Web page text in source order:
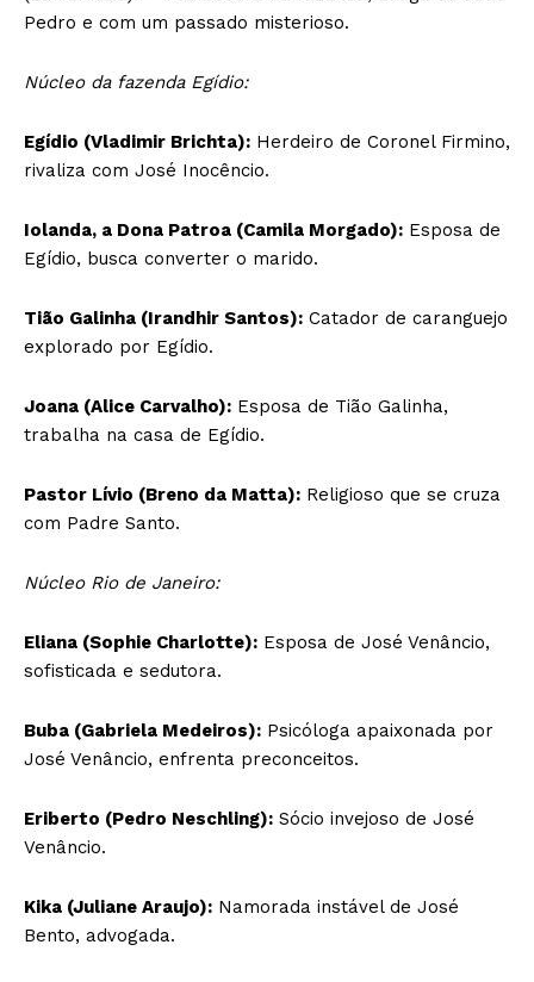
Pedro e com um passado misterioso.
Núcleo da fazenda Egídio:
Egídio (Vladimir Brichta): Herdeiro de Coronel Firmino,
rivaliza com José Inocêncio.
Iolanda, a Dona Patroa (Camila Morgado): Esposa de
Egídio, busca converter o marido.
Tião Galinha (Irandhir Santos): Catador de caranguejo
explorado por Egídio.
Joana (Alice Carvalho): Esposa de Tião Galinha,
trabalha na casa de Egídio.
Pastor Lívio (Breno da Matta): Religioso que se cruza
com Padre Santo.
Núcleo Rio de Janeiro:
Eliana (Sophie Charlotte): Esposa de José Venâncio,
sofisticada e sedutora.
Buba (Gabriela Medeiros): Psicóloga apaixonada por
José Venâncio, enfrenta preconceitos.
Eriberto (Pedro Neschling): Sócio invejoso de José
Venâncio.
Kika (Juliane Araujo): Namorada instável de José
Bento, advogada.